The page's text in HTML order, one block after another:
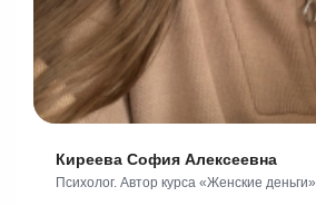
Киреева София Алексеевна
Психолог. Автор курса «Женские деньги»